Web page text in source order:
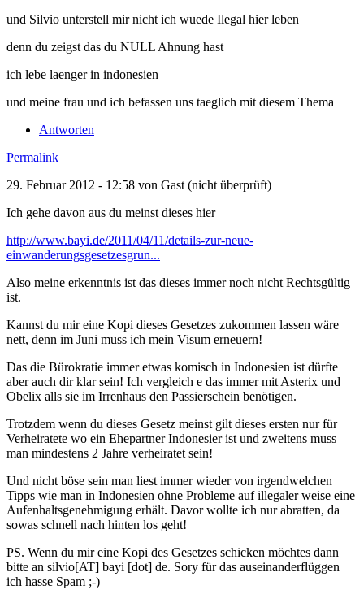
und Silvio unterstell mir nicht ich wuede Ilegal hier leben
denn du zeigst das du NULL Ahnung hast
ich lebe laenger in indonesien
und meine frau und ich befassen uns taeglich mit diesem Thema
Antworten
Permalink
29. Februar 2012 - 12:58 von Gast (nicht überprüft)
Ich gehe davon aus du meinst dieses hier
http://www.bayi.de/2011/04/11/details-zur-neue-
einwanderungsgesetzesgrun...
Also meine erkenntnis ist das dieses immer noch nicht Rechtsgültig
ist.
Kannst du mir eine Kopi dieses Gesetzes zukommen lassen wäre
nett, denn im Juni muss ich mein Visum erneuern!
Das die Bürokratie immer etwas komisch in Indonesien ist dürfte
aber auch dir klar sein! Ich vergleich e das immer mit Asterix und
Obelix alls sie im Irrenhaus den Passierschein benötigen.
Trotzdem wenn du dieses Gesetz meinst gilt dieses ersten nur für
Verheiratete wo ein Ehepartner Indonesier ist und zweitens muss
man mindestens 2 Jahre verheiratet sein!
Und nicht böse sein man liest immer wieder von irgendwelchen
Tipps wie man in Indonesien ohne Probleme auf illegaler weise eine
Aufenhaltsgenehmigung erhält. Davor wollte ich nur abratten, da
sowas schnell nach hinten los geht!
PS. Wenn du mir eine Kopi des Gesetzes schicken möchtes dann
bitte an silvio[AT] bayi [dot] de. Sory für das auseinanderflüggen
ich hasse Spam ;-)